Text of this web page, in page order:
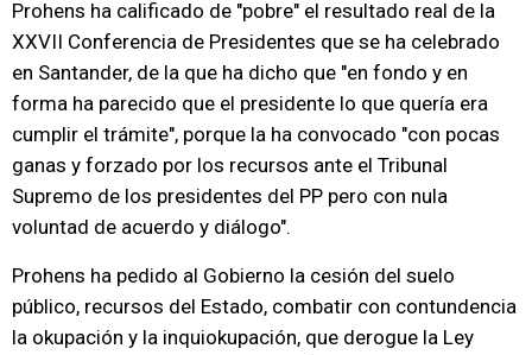
Prohens ha calificado de "pobre" el resultado real de la
XXVII Conferencia de Presidentes que se ha celebrado
en Santander, de la que ha dicho que "en fondo y en
forma ha parecido que el presidente lo que quería era
cumplir el trámite", porque la ha convocado "con pocas
ganas y forzado por los recursos ante el Tribunal
Supremo de los presidentes del PP pero con nula
voluntad de acuerdo y diálogo".
Prohens ha pedido al Gobierno la cesión del suelo
público, recursos del Estado, combatir con contundencia
la okupación y la inquiokupación, que derogue la Ley